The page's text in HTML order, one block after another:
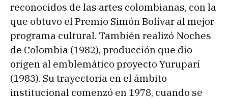
reconocidos de las artes colombianas, con la
que obtuvo el Premio Simón Bolívar al mejor
programa cultural. También realizó Noches
de Colombia (1982), producción que dio
origen al emblemático proyecto Yuruparí
(1983). Su trayectoria en el ámbito
institucional comenzó en 1978, cuando se